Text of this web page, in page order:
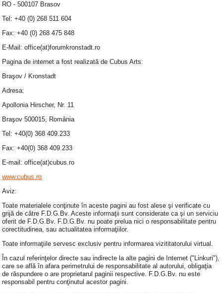
RO - 500107 Brasov
Tel: +40 (0) 268 511 604
Fax: +40 (0) 268 475 848
E-Mail: office(at)forumkronstadt.ro
Pagina de internet a fost realizată de Cubus Arts:
Braşov / Kronstadt
Adresa:
Apollonia Hirscher, Nr. 11
Braşov 500015, România
Tel: +40(0) 368 409.233
Fax: +40(0) 368 409.233
E-mail: office(at)cubus.ro
www.cubus.ro
Aviz:
Toate materialele conţinute în aceste pagini au fost alese şi verificate cu
grijă de către F.D.G.Bv. Aceste informaţii sunt considerate ca şi un serviciu
oferit de F.D.G.Bv. F.D.G.Bv. nu poate prelua nici o responsabilitate pentru
corectitudinea, sau actualitatea informaţiilor.
Toate informaţiile servesc exclusiv pentru informarea vizititatorului virtual.
În cazul referinţelor directe sau indirecte la alte pagini de Internet ("Linkuri"),
care se află în afara perimetrului de responsabilitate al autorului, obligaţia
de răspundere o are proprietarul paginii respective. F.D.G.Bv. nu este
responsabil pentru conţinutul acestor pagini.